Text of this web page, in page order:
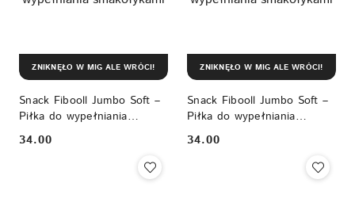
Snack Fibooll Jumbo Soft –
Piłka do wypełniania
smakołykami
Cena:
34.00
ZNIKNĘŁO W MIG ALE WRÓCI!
Snack Fibooll Jumbo Soft –
Piłka do wypełniania
smakołykami
Cena:
34.00
ZNIKNĘŁO W MIG ALE WRÓCI!